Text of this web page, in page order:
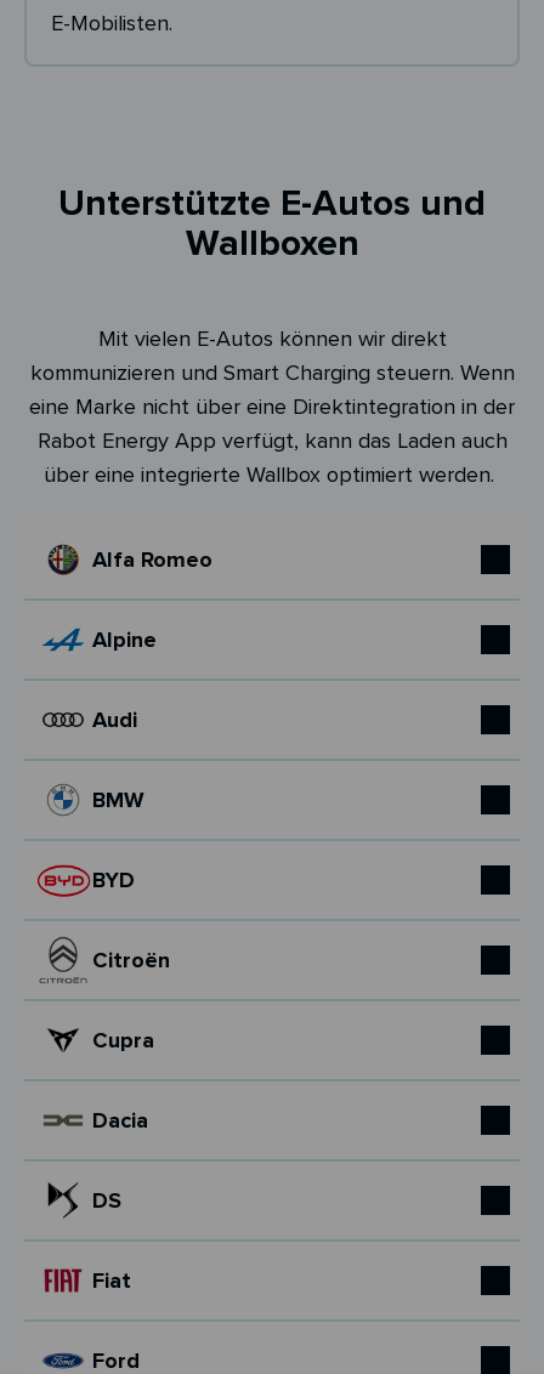
E-Mobilisten.
Unterstützte E-Autos und
Wallboxen
Mit vielen E-Autos können wir direkt
kommunizieren und Smart Charging steuern. Wenn
eine Marke nicht über eine Direktintegration in der
Rabot Energy App verfügt, kann das Laden auch
über eine integrierte Wallbox optimiert werden.
Alfa Romeo
Alpine
Audi
BMW
BYD
Citroën
Cupra
Dacia
DS
Fiat
Ford